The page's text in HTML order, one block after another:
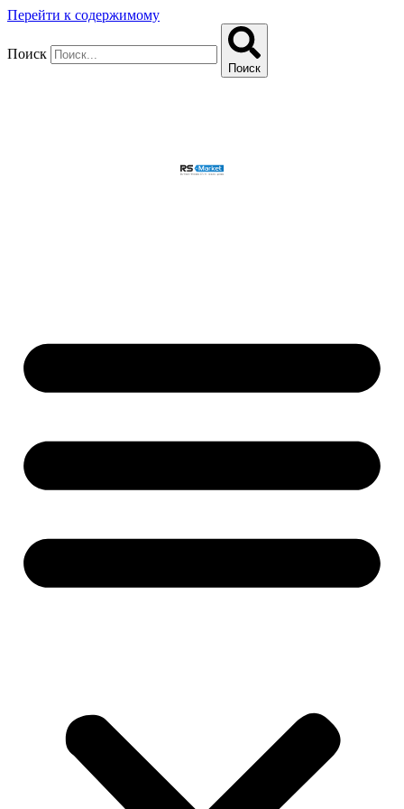
Перейти к содержимому
Поиск
Поиск